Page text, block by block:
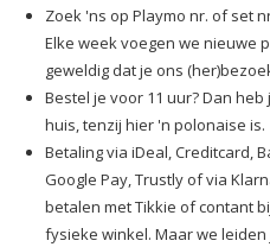
Zoek 'ns op Playmo nr. of set
Elke week voegen we nieuwe
geweldig dat je ons
Bestel je voor 11 uur? Dan
huis, tenzij hier 'n polonaise is.
Betaling via iDeal, Creditcard,
Google Pay, Trustly of via
betalen met Tikkie of contant
fysieke winkel. Maar we leiden